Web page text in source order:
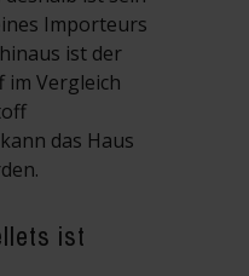
Importeurs
ist der
Vergleich
das Haus
ist